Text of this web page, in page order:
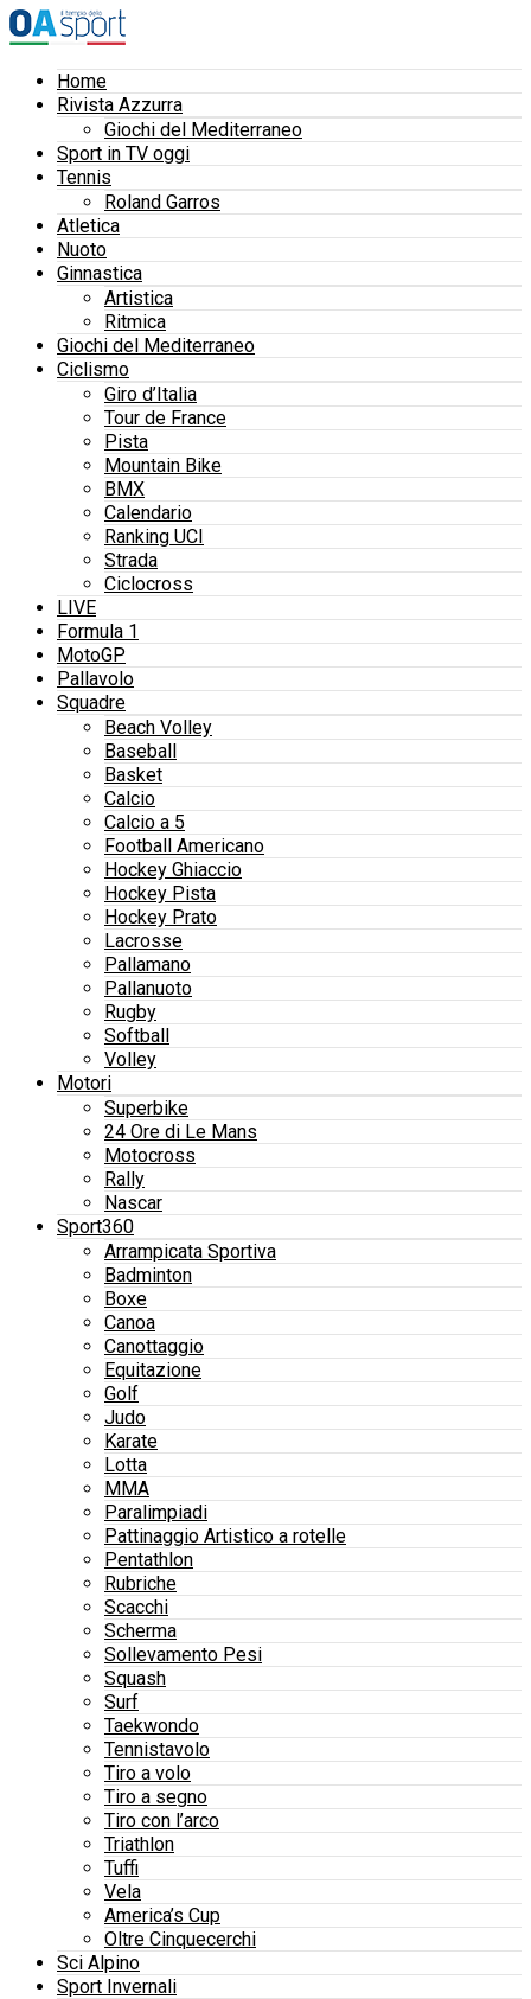
Home
Rivista Azzurra
Giochi del Mediterraneo
Sport in TV oggi
Tennis
Roland Garros
Atletica
Nuoto
Ginnastica
Artistica
Ritmica
Giochi del Mediterraneo
Ciclismo
Giro d’Italia
Tour de France
Pista
Mountain Bike
BMX
Calendario
Ranking UCI
Strada
Ciclocross
LIVE
Formula 1
MotoGP
Pallavolo
Squadre
Beach Volley
Baseball
Basket
Calcio
Calcio a 5
Football Americano
Hockey Ghiaccio
Hockey Pista
Hockey Prato
Lacrosse
Pallamano
Pallanuoto
Rugby
Softball
Volley
Motori
Superbike
24 Ore di Le Mans
Motocross
Rally
Nascar
Sport360
Arrampicata Sportiva
Badminton
Boxe
Canoa
Canottaggio
Equitazione
Golf
Judo
Karate
Lotta
MMA
Paralimpiadi
Pattinaggio Artistico a rotelle
Pentathlon
Rubriche
Scacchi
Scherma
Sollevamento Pesi
Squash
Surf
Taekwondo
Tennistavolo
Tiro a volo
Tiro a segno
Tiro con l’arco
Triathlon
Tuffi
Vela
America’s Cup
Oltre Cinquecerchi
Sci Alpino
Sport Invernali